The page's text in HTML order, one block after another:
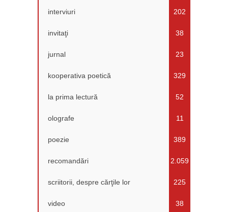
interviuri 202
invitaţi 38
jurnal 23
kooperativa poetică 329
la prima lectură 52
olografe 11
poezie 389
recomandări 2.059
scriitorii, despre cărţile lor 225
video 38